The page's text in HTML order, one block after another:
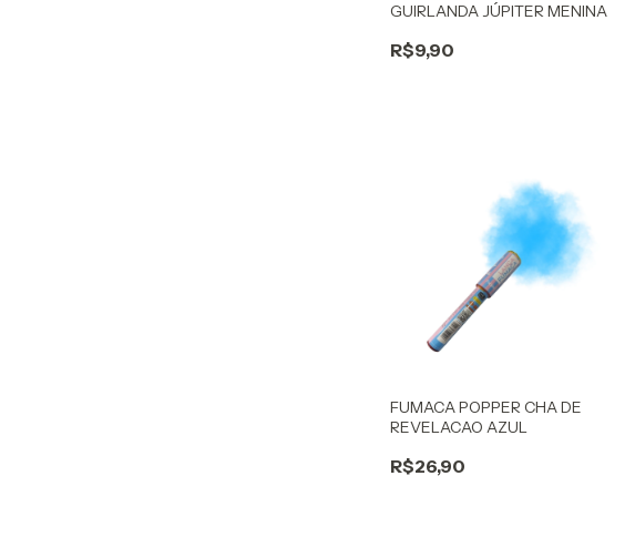
GUIRLANDA JÚPITER MENINA
R$9,90
FUMACA POPPER CHA DE
REVELACAO AZUL
R$26,90